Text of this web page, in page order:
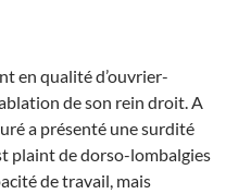
en qualité d’ouvrier-
de son rein droit. A
a présenté une surdité
plaint de dorso-lombalgies
de travail, mais